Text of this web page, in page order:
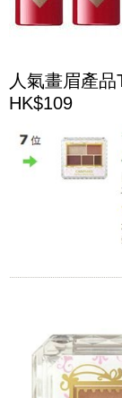
人氣畫眉產
HK$109